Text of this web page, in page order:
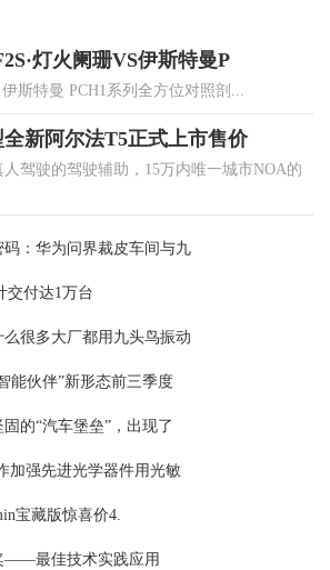
灯火阑珊VS伊斯特曼P
斯特曼 PCH1系列全方位对照剖...
新阿尔法T5正式上市售价
驾驶的驾驶辅助，15万内唯一城市NOA的
：华为问界裁皮车间与九
交付达1万台
很多大厂都用九头鸟振动
能伙伴”新形态前三季度
的“汽车堡垒”，出现了
加强先进光学器件用光敏
宝藏版惊喜价4.
——最佳技术实践应用